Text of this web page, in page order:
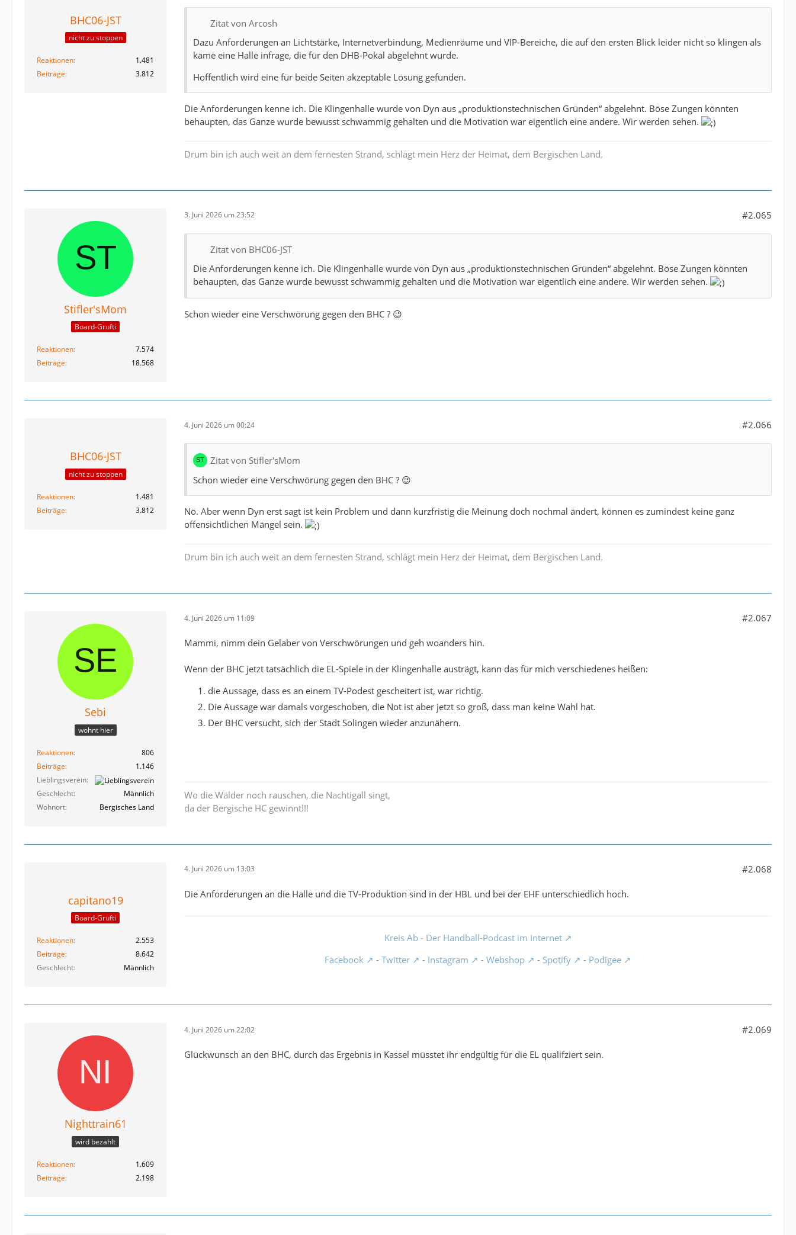
BHC06-JST
nicht zu stoppen
Reaktionen
1.481
Beiträge
3.812
Zitat von Arcosh
Dazu Anforderungen an Lichtstärke, Internetverbindung, Medienräume und VIP-Bereiche, die auf den ersten Blick leider nicht so klingen als
käme eine Halle infrage, die für den DHB-Pokal abgelehnt wurde.
Hoffentlich wird eine für beide Seiten akzeptable Lösung gefunden.
Die Anforderungen kenne ich. Die Klingenhalle wurde von Dyn aus „produktionstechnischen Gründen“ abgelehnt. Böse Zungen könnten
behaupten, das Ganze wurde bewusst schwammig gehalten und die Motivation war eigentlich eine andere. Wir werden sehen.
Drum bin ich auch weit an dem fernesten Strand, schlägt mein Herz der Heimat, dem Bergischen Land.
Stifler'sMom
Board-Grufti
Reaktionen
7.574
Beiträge
18.568
3. Juni 2026 um 23:52 #2.065
Zitat von BHC06-JST
Die Anforderungen kenne ich. Die Klingenhalle wurde von Dyn aus „produktionstechnischen Gründen“ abgelehnt. Böse Zungen könnten
behaupten, das Ganze wurde bewusst schwammig gehalten und die Motivation war eigentlich eine andere. Wir werden sehen.
Schon wieder eine Verschwörung gegen den BHC ? 😉
BHC06-JST
nicht zu stoppen
Reaktionen
1.481
Beiträge
3.812
4. Juni 2026 um 00:24 #2.066
Zitat von Stifler'sMom
Schon wieder eine Verschwörung gegen den BHC ? 😉
Nö. Aber wenn Dyn erst sagt ist kein Problem und dann kurzfristig die Meinung doch nochmal ändert, können es zumindest keine ganz
offensichtlichen Mängel sein.
Drum bin ich auch weit an dem fernesten Strand, schlägt mein Herz der Heimat, dem Bergischen Land.
Sebi
wohnt hier
Reaktionen
806
Beiträge
1.146
Lieblingsverein
Geschlecht
Männlich
Wohnort
Bergisches Land
4. Juni 2026 um 11:09 #2.067
Mammi, nimm dein Gelaber von Verschwörungen und geh woanders hin.
Wenn der BHC jetzt tatsächlich die EL-Spiele in der Klingenhalle austrägt, kann das für mich verschiedenes heißen:
die Aussage, dass es an einem TV-Podest gescheitert ist, war richtig.
Die Aussage war damals vorgeschoben, die Not ist aber jetzt so groß, dass man keine Wahl hat.
Der BHC versucht, sich der Stadt Solingen wieder anzunähern.
Wo die Wälder noch rauschen, die Nachtigall singt,
da der Bergische HC gewinnt!!!
capitano19
Board-Grufti
Reaktionen
2.553
Beiträge
8.642
Geschlecht
Männlich
4. Juni 2026 um 13:03 #2.068
Die Anforderungen an die Halle und die TV-Produktion sind in der HBL und bei der EHF unterschiedlich hoch.
Kreis Ab - Der Handball-Podcast im Internet
Facebook
- Twitter - Instagram - Webshop - Spotify - Podigee
Nighttrain61
wird bezahlt
Reaktionen
1.609
Beiträge
2.198
4. Juni 2026 um 22:02 #2.069
Glückwunsch an den BHC, durch das Ergebnis in Kassel müsstet ihr endgültig für die EL qualifziert sein.